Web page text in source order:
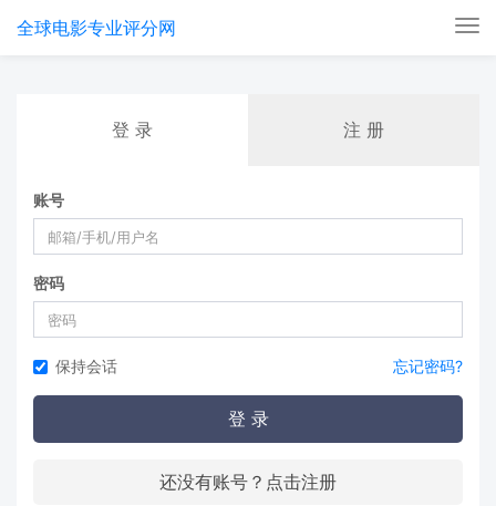
全球电影专业评分网
登 录 注 册
账号
密码
保持会话 忘记密码?
登 录
还没有账号？点击注册